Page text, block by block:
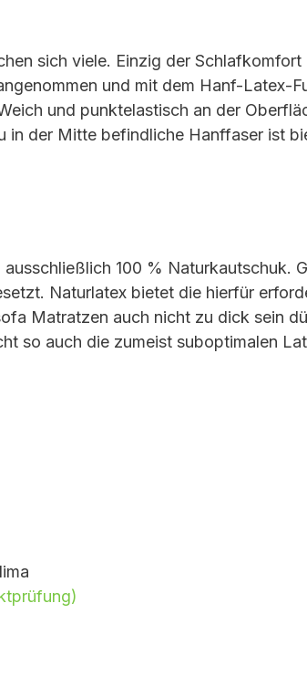
sich viele. Einzig der
und mit dem Hanf-Latex-
und punktelastisch an der
der Mitte befindliche Hanffaser ist
100 % Naturkautschuk.
Naturlatex bietet die hierfür
Matratzen auch nicht zu dick sein
so auch die zumeist suboptimalen